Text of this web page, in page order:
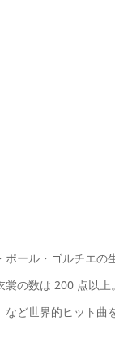
ール・ゴルチエ
の数は 200 点以
ど世界的ヒット